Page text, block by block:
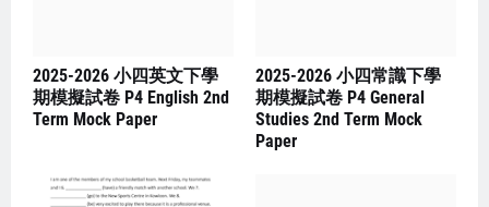
2025-2026 小四英文下學
期模擬試卷 P4 English 2nd
Term Mock Paper
2025-2026 小四常識下學
期模擬試卷 P4 General
Studies 2nd Term Mock
Paper